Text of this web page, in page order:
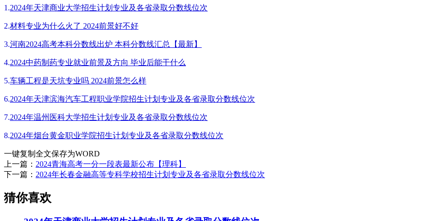
1.2024年天津商业大学招生计划专业及各省录取分数线位次
2.材料专业为什么火了 2024前景好不好
3.河南2024高考本科分数线出炉 本科分数线汇总【最新】
4.2024中药制药专业就业前景及方向 毕业后能干什么
5.车辆工程是天坑专业吗 2024前景怎么样
6.2024年天津滨海汽车工程职业学院招生计划专业及各省录取分数线位次
7.2024年温州医科大学招生计划专业及各省录取分数线位次
8.2024年烟台黄金职业学院招生计划专业及各省录取分数线位次
一键复制全文保存为WORD
上一篇： 2024青海高考一分一段表最新公布【理科】
下一篇： 2024年长春金融高等专科学校招生计划专业及各省录取分数线位次
猜你喜欢